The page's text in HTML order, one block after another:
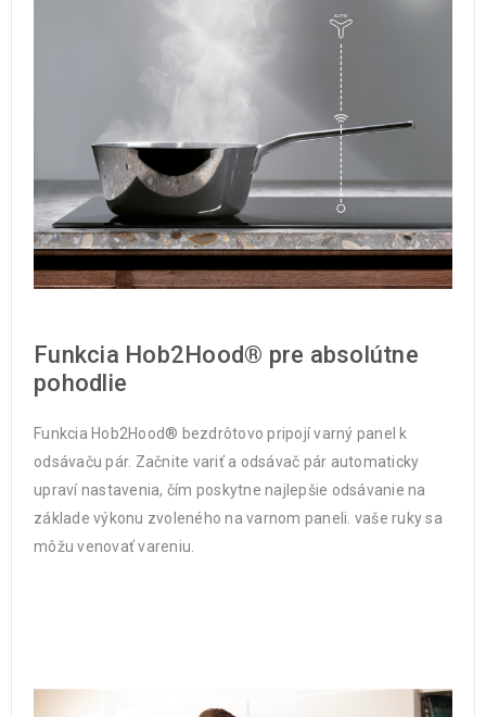
Funkcia Hob2Hood® pre absolútne
pohodlie
Funkcia Hob2Hood® bezdrôtovo pripojí varný panel k
odsávaču pár. Začnite variť a odsávač pár automaticky
upraví nastavenia, čím poskytne najlepšie odsávanie na
základe výkonu zvoleného na varnom paneli. vaše ruky sa
môžu venovať vareniu.